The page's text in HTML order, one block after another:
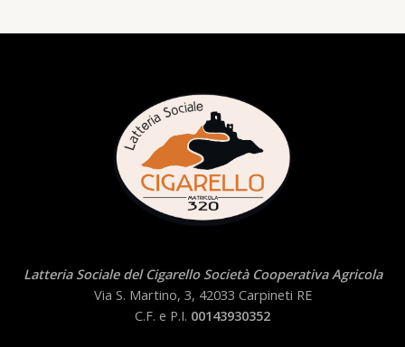
Latteria Sociale del Cigarello Società Cooperativa Agricola
Via S. Martino, 3, 42033 Carpineti RE
C.F. e P.I. 00143930352